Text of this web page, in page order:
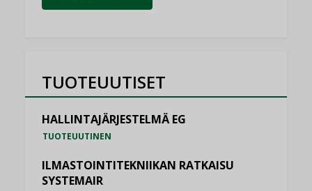
TUOTEUUTISET
HALLINTAJÄRJESTELMÄ EG
TUOTEUUTINEN
ILMASTOINTITEKNIIKAN RATKAISU
SYSTEMAIR